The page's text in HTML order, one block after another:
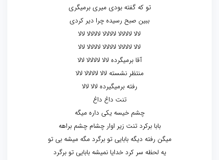
تو که گفته بودی میری برمیگری
ببین صبح رسیده چرا دیر کردی
لالا لالالالا لالالالا لالالالا لالا
لالا لالالالا لالالالا لالالالا لالا
آقا برمیگرده لالا لالالالا لالا
منتظر نشسته لالا لالالالا لالا
رفته برمیگیرده لالا لالا
تنت داغ داغ
چشم خیسه یکی داره میگه
بابا برکرد تنت زیر اوار چشام چشم براهه
میگن رفته دیگه بابایی تو برگرد مگه میشه بی تو
یه لحظه سر کرد خدایا نمیشه بابایی تو برگرد